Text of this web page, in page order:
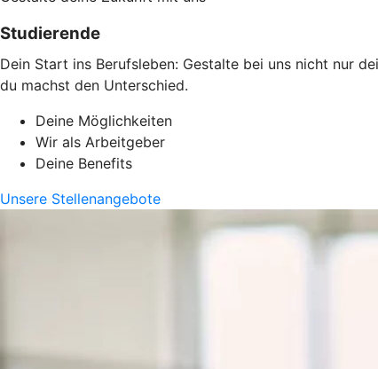
Studierende
Dein Start ins Berufsleben: Gestalte bei uns nicht nur
du machst den Unterschied.
Deine Möglichkeiten
Wir als Arbeitgeber
Deine Benefits
Unsere Stellenangebote